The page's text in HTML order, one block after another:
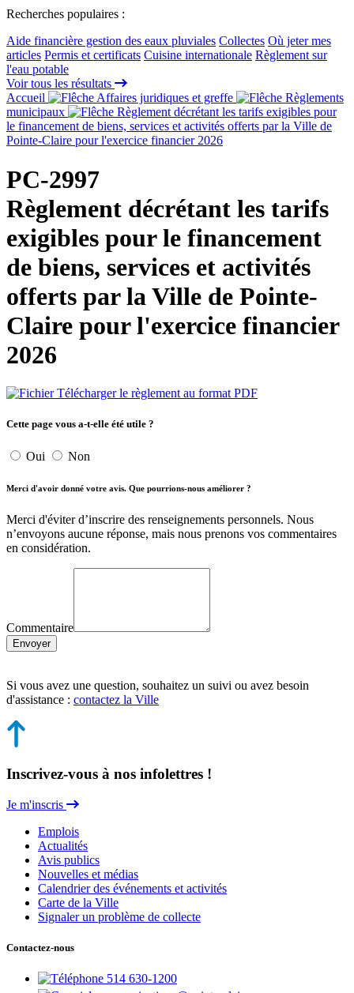
Recherches populaires :
Aide financière gestion des eaux pluviales Collectes Où jeter mes
articles Permis et certificats Cuisine internationale Règlement sur
l'eau potable
Voir tous les résultats
Accueil
Affaires juridiques et greffe
Règlements
municipaux
Règlement décrétant les tarifs exigibles pour
le financement de biens, services et activités offerts par la Ville de
Pointe-Claire pour l'exercice financier 2026
PC-2997
Règlement décrétant les tarifs
exigibles pour le financement
de biens, services et activités
offerts par la Ville de Pointe-
Claire pour l'exercice financier
2026
Télécharger le règlement au format PDF
Cette page vous a-t-elle été utile ?
Oui Non
Merci d'avoir donné votre avis. Que pourrions-nous améliorer ?
Merci d'éviter d’inscrire des renseignements personnels. Nous
n’envoyons aucune réponse, mais nous prenons vos commentaires
en considération.
Commentaire
Envoyer
Si vous avez une question, souhaitez un suivi ou avez besoin
d'assistance : contactez la Ville
Inscrivez-vous à nos infolettres !
Je m'inscris
Emplois
Actualités
Avis publics
Nouvelles et médias
Calendrier des événements et activités
Carte de la Ville
Signaler un problème de collecte
Contactez-nous
514 630-1200